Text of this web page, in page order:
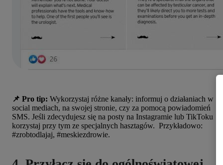
📌 Pro tip: Wykorzystaj różne kanały: informuj o działaniach w
social mediach, na swojej stronie, czy za pomocą powiadomień
SMS. Jeśli zdecydujesz się na posty na Instagramie lub TikToku
korzystaj przy tym ze specjalnych hasztagów. Przykładowo:
#zrobtodlajaj, #meskiezdrowie.